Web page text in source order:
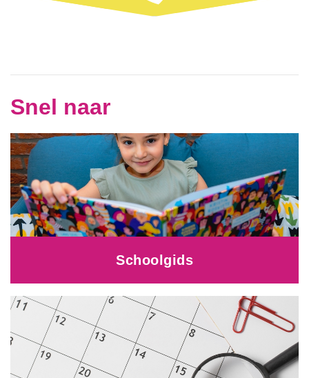
Snel naar
Schoolgids